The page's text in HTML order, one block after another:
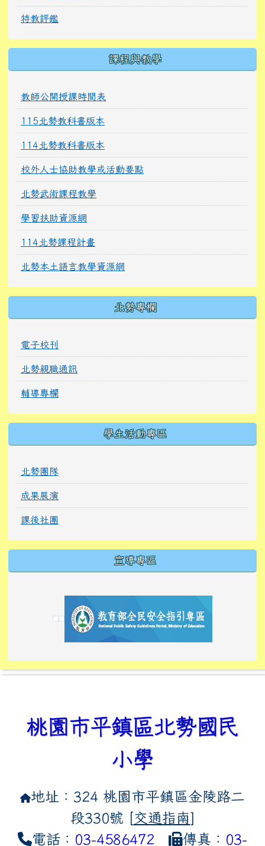
特教評鑑
課程與教學
教師公開授課時間表
115北勢教科書版本
114北勢教科書版本
校外人士協助教學或活動要點
北勢武術課程教學
學習扶助資源網
114北勢課程計畫
北勢本土語言教學資源網
北勢專欄
電子校刊
北勢親職通訊
輔導專欄
學生活動專區
北勢團隊
成果展演
課後社團
宣導專區
link to https://
link to https://10000.gov.tw/
link to https://
link to https://10000.gov.tw/
link to https://
link to https://
link to https://i.win.org.tw/
link to https://
link to https://
link to https://
link to https://
桃園市平鎮區北勢國民
小學
地址：324 桃園市平鎮區金陵路二
段330號 [交通指南]
電話： 03-4586472 傳真： 03-